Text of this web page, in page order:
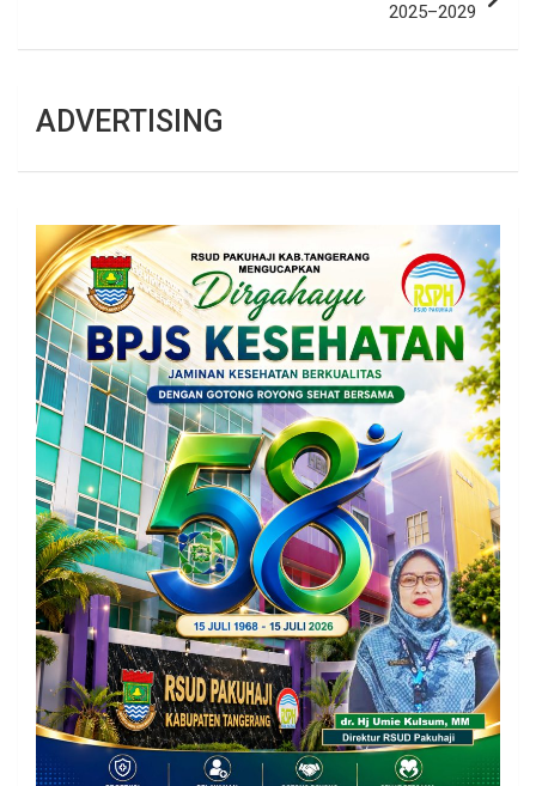
2025–2029
ADVERTISING